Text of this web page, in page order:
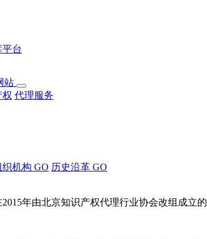
台
权 代理服务
织机构 GO 历史沿革 GO
年由北京知识产权代理行业协会改组成